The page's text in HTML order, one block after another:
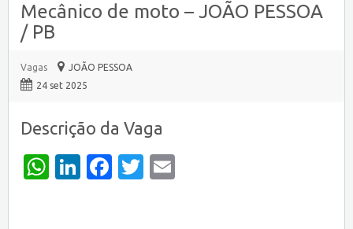
Mecânico de moto – JOÃO PESSOA
/ PB
Vagas
JOÃO PESSOA
24 set 2025
Descrição da Vaga
WhatsApp
LinkedIn
Facebook
Twitter